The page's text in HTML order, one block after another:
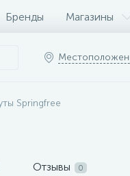
Бренды Магазины
Springfree
Отзывы 0